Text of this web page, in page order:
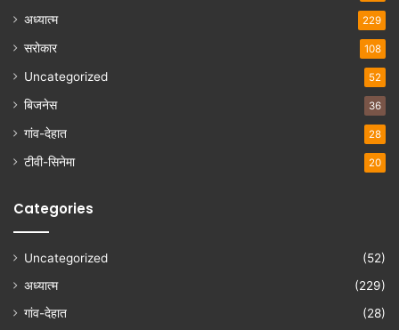
अध्यात्म 229
सरोकार 108
Uncategorized 52
बिजनेस 36
गांव-देहात 28
टीवी-सिनेमा 20
Categories
Uncategorized
(52)
अध्यात्म
(229)
गांव-देहात
(28)